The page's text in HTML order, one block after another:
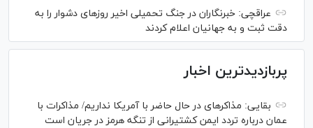
عراقچی: خبرنگاران در جنگ تحمیلی اخیر روز‌های دشوار را به
دقت ثبت و به جهانیان اعلام کردند
پربازدیدترین اخبار
بقایی: مذاکره‎ای در حال حاضر با آمریکا نداریم/ مذاکرات با
عمان درباره تردد ایمن کشتیرانی از تنگه هرمز در جریان است